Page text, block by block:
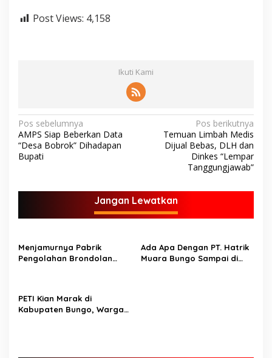
Post Views: 4,158
Ikuti Kami
N
a
v
g
i
p
s
Pos sebelumnya
AMPS Siap Beberkan Data
“Desa Bobrok” Dihadapan
Bupati
Pos berikutnya
Temuan Limbah Medis
Dijual Bebas, DLH dan
Dinkes “Lempar
Tanggungjawab”
Jangan Lewatkan
Menjamurnya Pabrik
Pengolahan Brondolan
Perusahaan Maupun
Perorangan
Ada Apa Dengan PT. Hatrik
Muara Bungo Sampai di
PETI Kian Marak di
Kabupaten Bungo, Warga